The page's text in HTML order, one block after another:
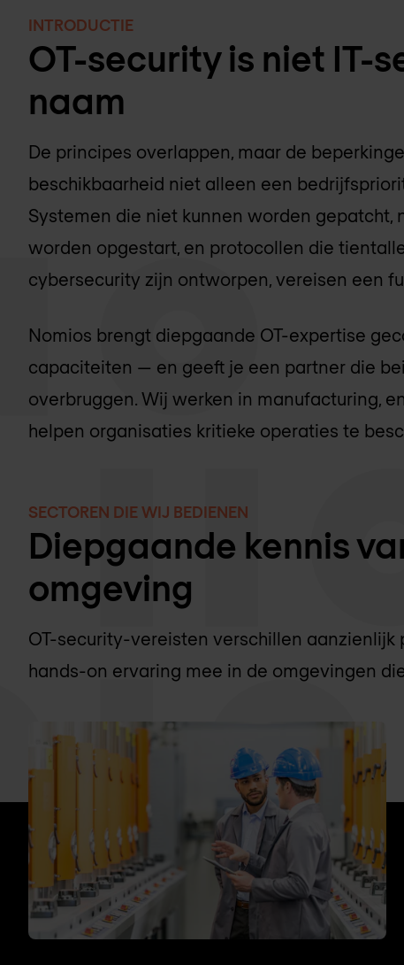
INTRODUCTIE
OT-security is niet IT-
naam
De principes overlappen, maar de
beschikbaarheid niet alleen een
Systemen die niet kunnen worden gepatcht,
worden opgestart, en protocollen die
cybersecurity zijn ontworpen, vereisen een
Nomios brengt diepgaande OT-expertise
capaciteiten — en geeft je een partner die
overbruggen. Wij werken in manufacturing,
helpen organisaties kritieke operaties te
SECTOREN DIE WIJ BEDIENEN
Diepgaande kennis
omgeving
OT-security-vereisten verschillen aanzienlijk
hands-on ervaring mee in de omgevingen